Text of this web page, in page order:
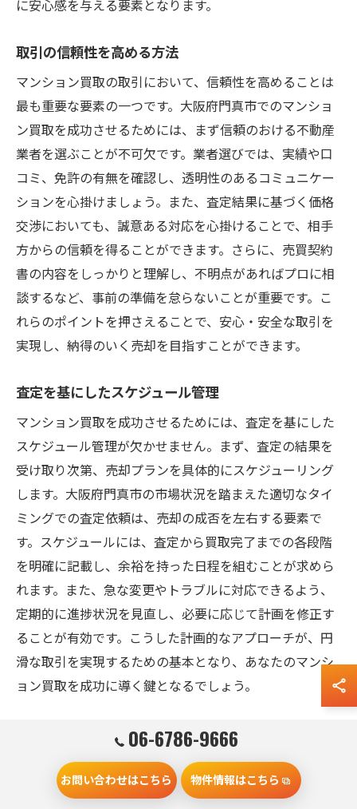
に安心感を与える要素となります。
取引の信頼性を高める方法
マンション買取の取引において、信頼性を高めることは
最も重要な要素の一つです。大阪府門真市でのマンショ
ン買取を成功させるためには、まず信頼のおける不動産
業者を選ぶことが不可欠です。業者選びでは、実績や口
コミ、免許の有無を確認し、透明性のあるコミュニケー
ションを心掛けましょう。また、査定結果に基づく価格
交渉においても、誠意ある対応を心掛けることで、相手
方からの信頼を得ることができます。さらに、売買契約
書の内容をしっかりと理解し、不明点があればプロに相
談するなど、事前の準備を怠らないことが重要です。こ
れらのポイントを押さえることで、安心・安全な取引を
実現し、納得のいく売却を目指すことができます。
査定を基にしたスケジュール管理
マンション買取を成功させるためには、査定を基にした
スケジュール管理が欠かせません。まず、査定の結果を
受け取り次第、売却プランを具体的にスケジューリング
します。大阪府門真市の市場状況を踏まえた適切なタイ
ミングでの査定依頼は、売却の成否を左右する要素で
す。スケジュールには、査定から買取完了までの各段階
を明確に記載し、余裕を持った日程を組むことが求めら
れます。また、急な変更やトラブルに対応できるよう、
定期的に進捗状況を見直し、必要に応じて計画を修正す
ることが有効です。こうした計画的なアプローチが、円
滑な取引を実現するための基本となり、あなたのマンシ
ョン買取を成功に導く鍵となるでしょう。
納得の価格でマンションを売却できる
査定の秘訣
06-6786-9666
お問い合わせはこちら 物件情報はこちら